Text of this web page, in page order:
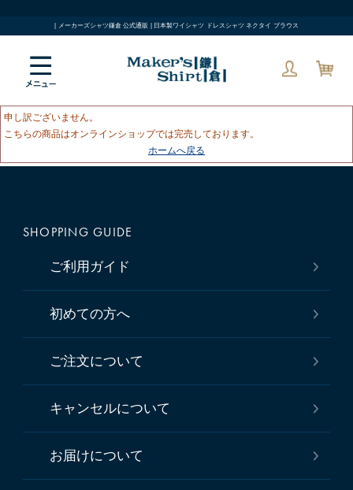
| メーカーズシャツ鎌倉 公式通販 | 日本製ワイシャツ ドレスシャツ ネクタイ ブラウス
申し訳ございません。
こちらの商品はオンラインショップでは完売しております。
ホームへ戻る
SHOPPING GUIDE
ご利用ガイド
初めての方へ
ご注文について
キャンセルについて
お届けについて